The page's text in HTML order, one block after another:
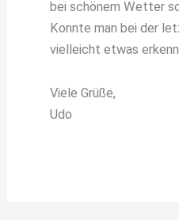
bei schönem Wetter
Konnte man bei der
vielleicht etwas
Viele Grüße,
Udo